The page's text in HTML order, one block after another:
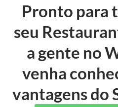
Pronto para
seu
a gente no
venha
vantagens do